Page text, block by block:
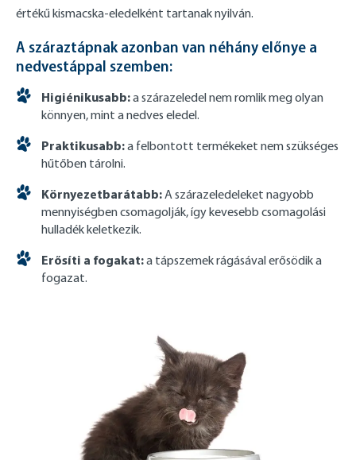
értékű kismacska-eledelként tartanak nyilván.
A száraztápnak azonban van néhány előnye a
nedvestáppal szemben:
Higiénikusabb:a szárazeledel nem romlik meg olyan
könnyen, mint a nedves eledel.
Praktikusabb:a felbontott termékeket nem szükséges
hűtőben tárolni.
Környezetbarátabb:A szárazeledeleket nagyobb
mennyiségben csomagolják, így kevesebb csomagolási
hulladék keletkezik.
Erősíti a fogakat:a tápszemek rágásával erősödik a
fogazat.